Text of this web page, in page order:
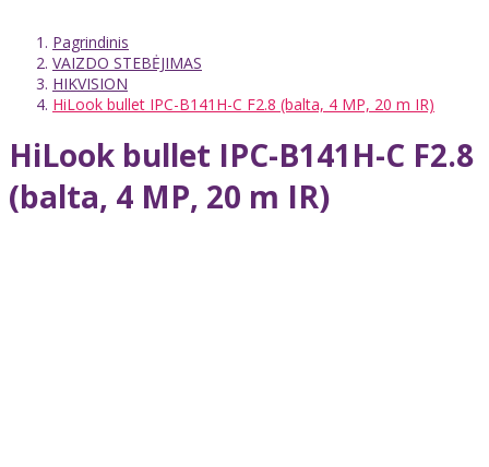
Pagrindinis
VAIZDO STEBĖJIMAS
HIKVISION
HiLook bullet IPC-B141H-C F2.8 (balta, 4 MP, 20 m IR)
HiLook bullet IPC-B141H-C F2.8
(balta, 4 MP, 20 m IR)